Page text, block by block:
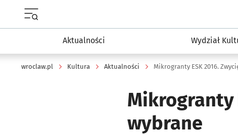
Aktualności Wydział
wroclaw.pl Kultura Aktualności Mikrogranty ESK 2016.
Mikrogranty
wybrane